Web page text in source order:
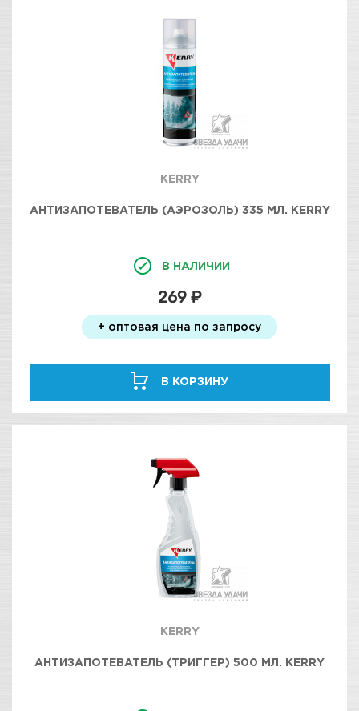
KERRY
АНТИЗАПОТЕВАТЕЛЬ (АЭРОЗОЛЬ) 335 МЛ. KERRY
В НАЛИЧИИ
269 ₽
+ оптовая цена по запросу
В КОРЗИНУ
KERRY
АНТИЗАПОТЕВАТЕЛЬ (ТРИГГЕР) 500 МЛ. KERRY